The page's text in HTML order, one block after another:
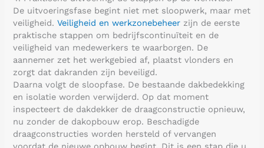
De uitvoeringsfase begint niet met sloopwerk, maar met
veiligheid.Veiligheid en werkzonebeheer zijn de eerste
praktische stappen om bedrijfscontinuïteit en de
veiligheid van medewerkers te waarborgen. De
aannemer zet het werkgebied af, plaatst vlonders en
zorgt dat dakranden zijn beveiligd.
Daarna volgt de sloopfase. De bestaande dakbedekking
en isolatie worden verwijderd. Op dat moment
inspecteert de dakdekker de draagconstructie opnieuw,
nu zonder de dakopbouw erop. Beschadigde
draagconstructies worden hersteld of vervangen